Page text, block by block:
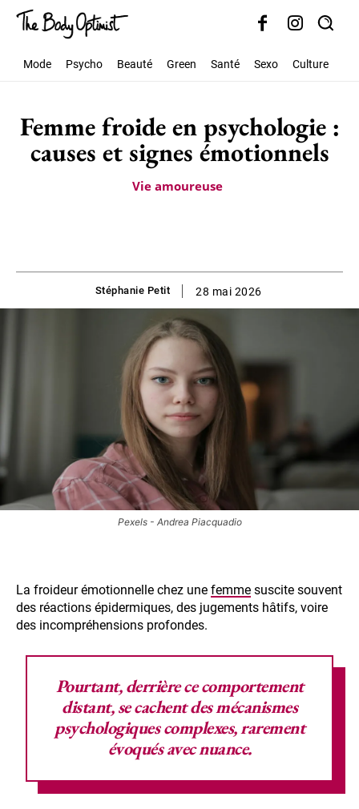
Mode Psycho Beauté Green Santé Sexo Culture
Femme froide en psychologie :
causes et signes émotionnels
Vie amoureuse
Stéphanie Petit 28 mai 2026
Pexels - Andrea Piacquadio
La froideur émotionnelle chez une femme suscite souvent
des réactions épidermiques, des jugements hâtifs, voire
des incompréhensions profondes.
Pourtant, derrière cecomportement
distant, se cachent des mécanismes
psychologiques complexes, rarement
évoqués avec nuance.